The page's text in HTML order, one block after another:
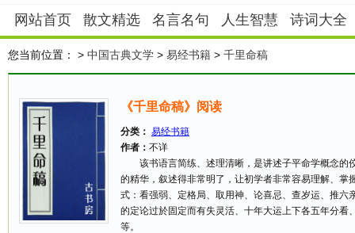
网站首页 散文精选 名言名句 人生智慧 诗词大全
您当前位置： > 中国古典文学 > 易经书籍 > 千里命稿
《千里命稿》阅读
分类： 易经书籍
作者： 不详
该书语言简练、述理清晰，是讲述子平命学概念的
的精华，叙述得非常明了，让初学者非常容易理解、
式：看强弱、定格局、取用神、论喜忌、查岁运、推
的定论过於固定而有失灵活、十年大运上下各五年分
等。